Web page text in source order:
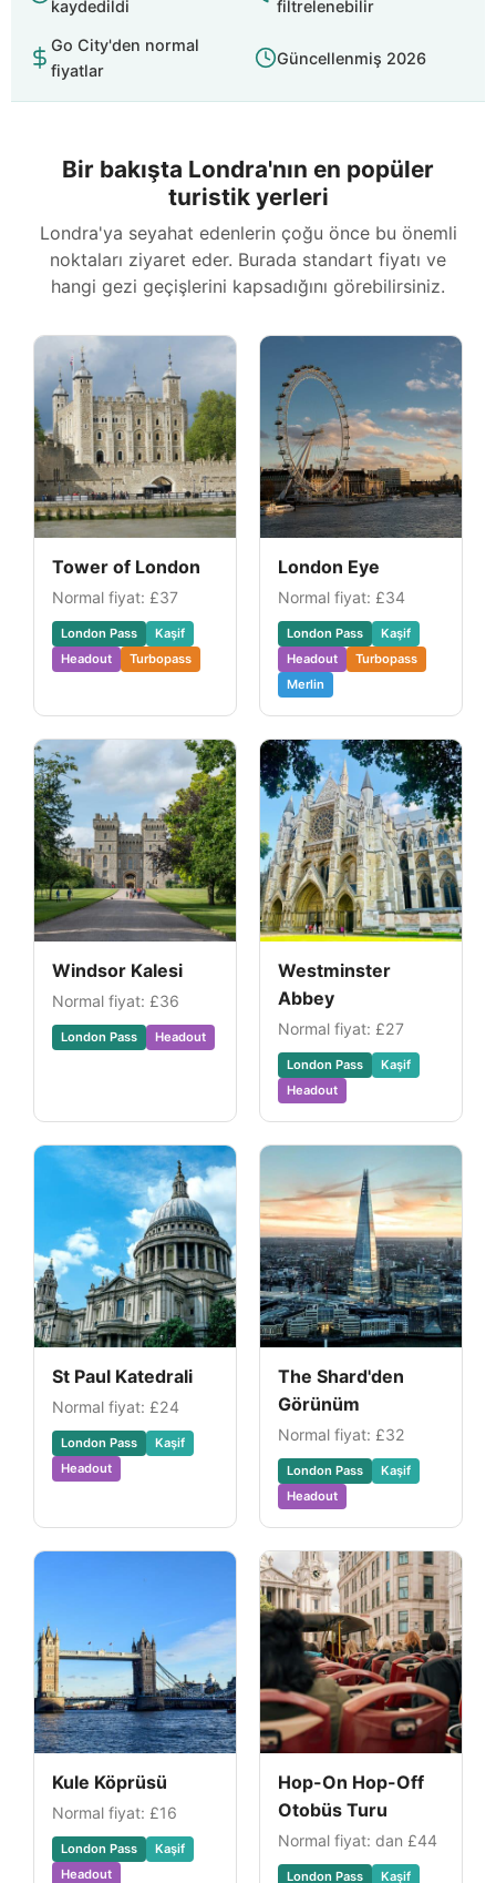
kaydedildi
filtrelenebilir
Go City'den normal
fiyatlar
Güncellenmiş 2026
Bir bakışta Londra'nın en popüler
turistik yerleri
Londra'ya seyahat edenlerin çoğu önce bu önemli
noktaları ziyaret eder. Burada standart fiyatı ve
hangi gezi geçişlerini kapsadığını görebilirsiniz.
Tower of London
Normal fiyat: £37
London Pass
Kaşif
Headout
Turbopass
London Eye
Normal fiyat: £34
London Pass
Kaşif
Headout
Turbopass
Merlin
Windsor Kalesi
Normal fiyat: £36
London Pass Headout
Westminster
Abbey
Normal fiyat: £27
London Pass
Kaşif
Headout
St Paul Katedrali
Normal fiyat: £24
London Pass
Kaşif
Headout
The Shard'den
Görünüm
Normal fiyat: £32
London Pass
Kaşif
Headout
Kule Köprüsü
Normal fiyat: £16
London Pass
Kaşif
Headout
Hop-On Hop-Off
Otobüs Turu
Normal fiyat: dan £44
London Pass Kaşif